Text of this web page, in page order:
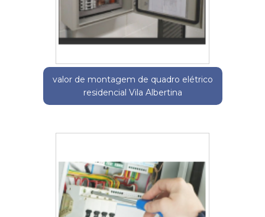
valor de montagem de quadro elétrico
residencial Vila Albertina